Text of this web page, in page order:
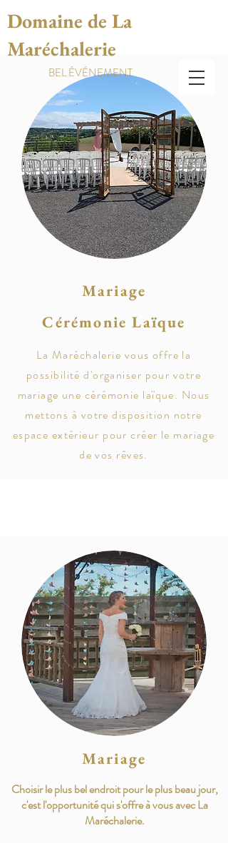
BEL ÉVÉNEMENT
Domaine de La
Maréchalerie
Mariage
Cérémonie Laïque
La Maréchalerie vous offre la
possibilité d'organiser pour votre
mariage une cérémonie laïque. Nous
mettons à votre disposition notre
espace extérieur pour créer le mariage
de vos rêves.
Mariage
Choisir le plus bel endroit pour le plus beau jour,
c'est l'opportunité qui s'offre à vous avec La
Maréchalerie.